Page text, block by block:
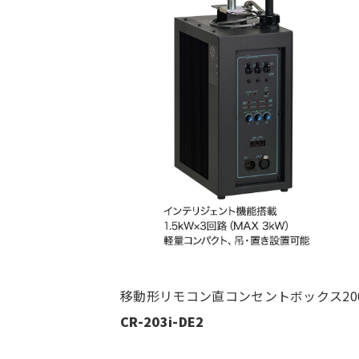
移動形リモコン直コンセントボックス
CR-203i-DE2